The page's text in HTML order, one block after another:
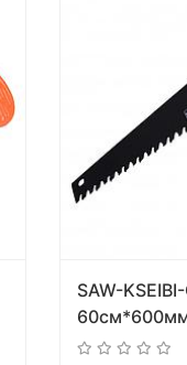
SAW-